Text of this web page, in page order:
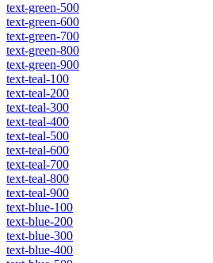
text-green-500
text-green-600
text-green-700
text-green-800
text-green-900
text-teal-100
text-teal-200
text-teal-300
text-teal-400
text-teal-500
text-teal-600
text-teal-700
text-teal-800
text-teal-900
text-blue-100
text-blue-200
text-blue-300
text-blue-400